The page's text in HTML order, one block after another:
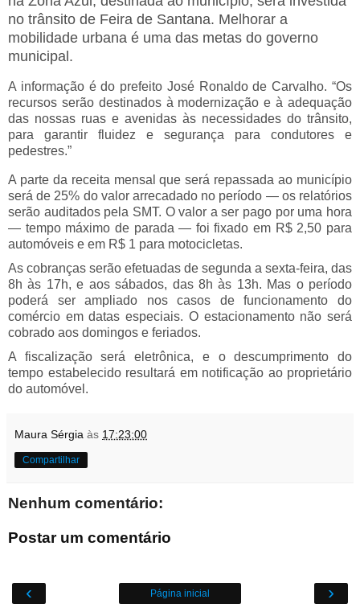
no trânsito de Feira de Santana. Melhorar a
mobilidade urbana é uma das metas do governo
municipal.
A informação é do prefeito José Ronaldo de Carvalho. “Os
recursos serão destinados à modernização e à adequação
das nossas ruas e avenidas às necessidades do trânsito,
para garantir fluidez e segurança para condutores e
pedestres.”
A parte da receita mensal que será repassada ao município
será de 25% do valor arrecadado no período — os relatórios
serão auditados pela SMT. O valor a ser pago por uma hora
— tempo máximo de parada — foi fixado em R$ 2,50 para
automóveis e em R$ 1 para motocicletas.
As cobranças serão efetuadas de segunda a sexta-feira, das
8h às 17h, e aos sábados, das 8h às 13h. Mas o período
poderá ser ampliado nos casos de funcionamento do
comércio em datas especiais. O estacionamento não será
cobrado aos domingos e feriados.
A fiscalização será eletrônica, e o descumprimento do
tempo estabelecido resultará em notificação ao proprietário
do automóvel.
Maura Sérgia às 17:23:00
Compartilhar
Nenhum comentário:
Postar um comentário
‹ ›
Página inicial